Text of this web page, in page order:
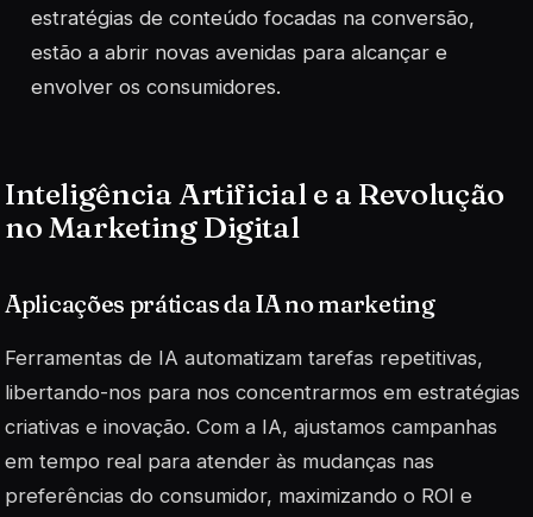
estratégias de conteúdo focadas na conversão,
estão a abrir novas avenidas para alcançar e
envolver os consumidores.
Inteligência Artificial e a Revolução
no Marketing Digital
Aplicações práticas da IA no marketing
Ferramentas de IA automatizam tarefas repetitivas,
libertando-nos para nos concentrarmos em estratégias
criativas e inovação. Com a IA, ajustamos campanhas
em tempo real para atender às mudanças nas
preferências do consumidor, maximizando o ROI e